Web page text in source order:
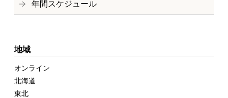
年間スケジュール
地域
オンライン
北海道
東北